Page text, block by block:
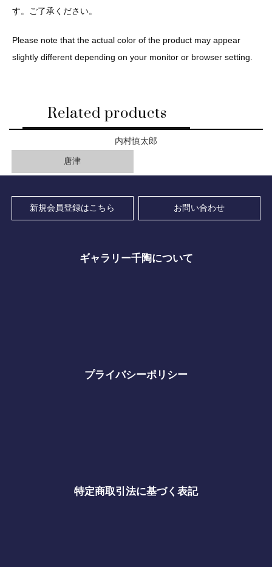
す。ご了承ください。
Please note that the actual color of the product may appear
slightly different depending on your monitor or browser setting.
Related products
内村慎太郎
唐津
新規会員登録はこちら お問い合わせ
ギャラリー千陶について
プライバシーポリシー
特定商取引法に基づく表記